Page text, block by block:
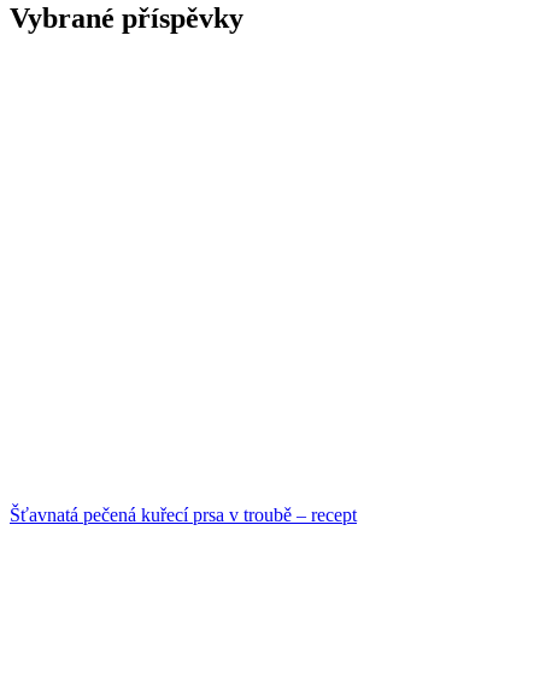
Vybrané příspěvky
Šťavnatá pečená kuřecí prsa v troubě – recept